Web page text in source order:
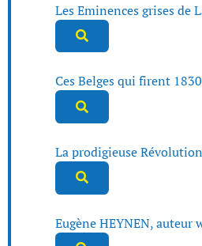
Les Eminences grises de
Ces Belges qui firent 1830
La prodigieuse
Eugène HEYNEN, auteur